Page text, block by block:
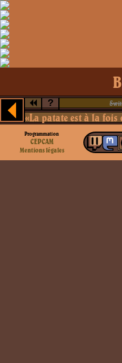
?
Programmation
CEPCAM
Mentions légales